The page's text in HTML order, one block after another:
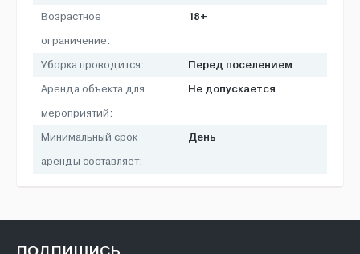
Возрастное
ограничение:
18+
Уборка проводится: Перед поселением
Аренда объекта для
мероприятий:
Не допускается
Минимальный срок
аренды составляет:
День